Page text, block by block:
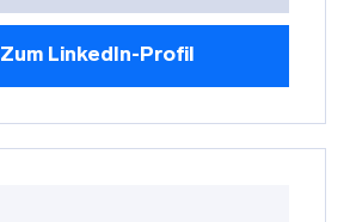
Zum LinkedIn-Profil